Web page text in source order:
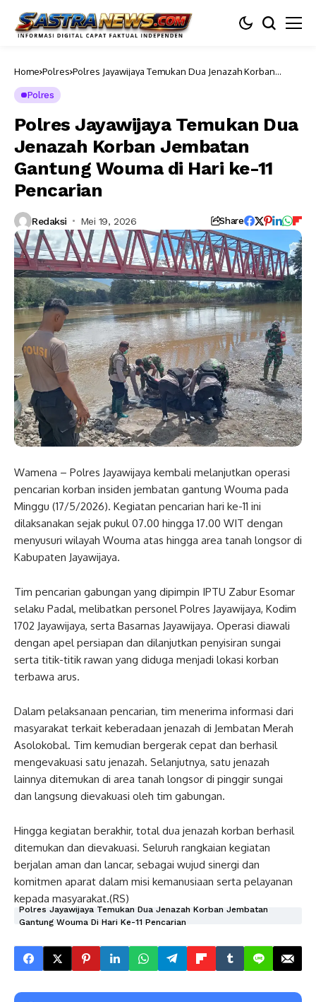
Home Polres Polres Jayawijaya Temukan Dua Jenazah Korban
Polres
Polres Jayawijaya Temukan Dua
Jenazah Korban Jembatan
Gantung Wouma di Hari ke-11
Pencarian
Redaksi Mei 19, 2026 Share
Wamena – Polres Jayawijaya kembali melanjutkan operasi
pencarian korban insiden jembatan gantung Wouma pada
Minggu (17/5/2026). Kegiatan pencarian hari ke-11 ini
dilaksanakan sejak pukul 07.00 hingga 17.00 WIT dengan
menyusuri wilayah Wouma atas hingga area tanah longsor di
Kabupaten Jayawijaya.
Tim pencarian gabungan yang dipimpin IPTU Zabur Esomar
selaku Padal, melibatkan personel Polres Jayawijaya, Kodim
1702 Jayawijaya, serta Basarnas Jayawijaya. Operasi diawali
dengan apel persiapan dan dilanjutkan penyisiran sungai
serta titik-titik rawan yang diduga menjadi lokasi korban
terbawa arus.
Dalam pelaksanaan pencarian, tim menerima informasi dari
masyarakat terkait keberadaan jenazah di Jembatan Merah
Asolokobal. Tim kemudian bergerak cepat dan berhasil
mengevakuasi satu jenazah. Selanjutnya, satu jenazah
lainnya ditemukan di area tanah longsor di pinggir sungai
dan langsung dievakuasi oleh tim gabungan.
Hingga kegiatan berakhir, total dua jenazah korban berhasil
ditemukan dan dievakuasi. Seluruh rangkaian kegiatan
berjalan aman dan lancar, sebagai wujud sinergi dan
komitmen aparat dalam misi kemanusiaan serta pelayanan
kepada masyarakat.(RS)
Polres Jayawijaya Temukan Dua Jenazah Korban Jembatan
Gantung Wouma Di Hari Ke-11 Pencarian